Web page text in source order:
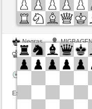
Negras
Blancas
Tiempo: 10 minutes/
Esta partida es por puntos